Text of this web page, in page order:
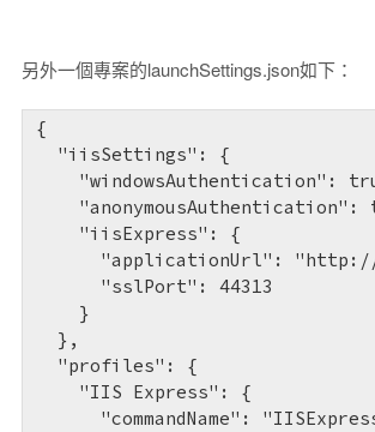
另外一個專案的launchSettings.json如下：
{
  "iisSettings": {
"windowsAuthentication":
"anonymousAuthentication":
    "iisExpress": {
"applicationUrl":
      "sslPort": 44313
    }
  },
  "profiles": {
    "IIS Express": {
"commandName":